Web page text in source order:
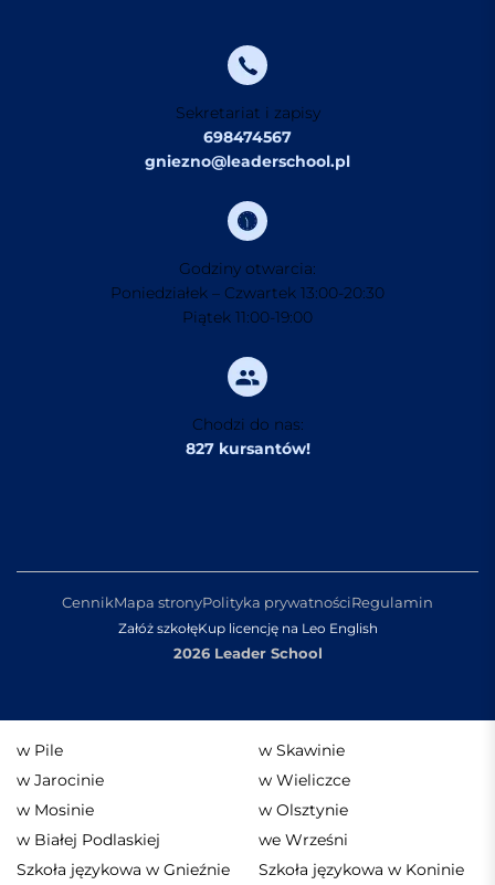
Sekretariat i zapisy
698474567
gniezno@leaderschool.pl
Godziny otwarcia:
Poniedziałek – Czwartek 13:00-20:30
Piątek 11:00-19:00
Chodzi do nas:
827 kursantów!
2026 Leader School
Załóż szkołęKup licencję na Leo English
CennikMapa stronyPolityka prywatnościRegulamin
w Pile
w Skawinie
w Jarocinie
w Wieliczce
w Mosinie
w Olsztynie
w Białej Podlaskiej
we Wrześni
Szkoła językowa w Gnieźnie
Szkoła językowa w Koninie